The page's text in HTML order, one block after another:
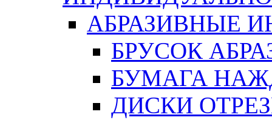
АБРАЗИВНЫЕ
БРУСОК
БУМАГА
ДИСКИ